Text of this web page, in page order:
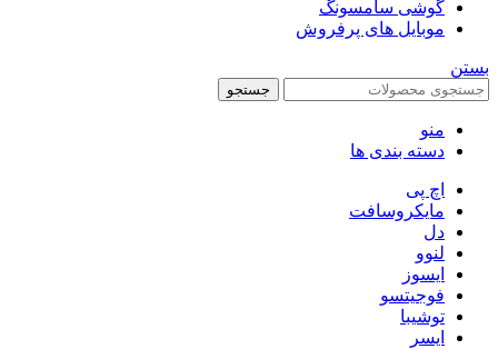
گوشی سامسونگ
موبایل های پرفروش
بستن
جستجو
منو
دسته بندی ها
اچ پی
مایکروسافت
دل
لنوو
ایسوز
فوجیتسو
توشیبا
ایسر